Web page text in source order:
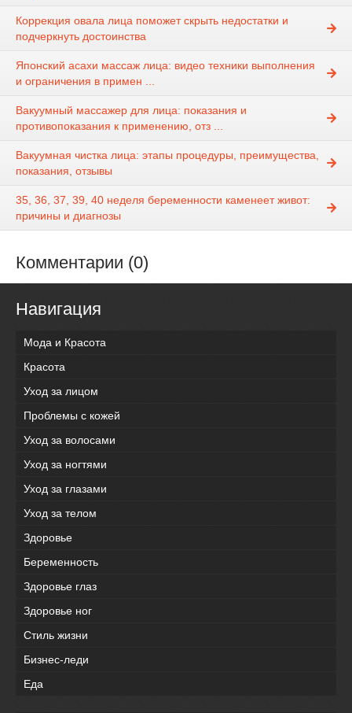
Коррекция овала лица поможет скрыть недостатки и
подчеркнуть достоинства
Японский асахи массаж лица: видео техники выполнения
и ограничения в примен ...
Вакуумный массажер для лица: показания и
противопоказания к применению, отз ...
Вакуумная чистка лица: этапы процедуры, преимущества,
показания, отзывы
35, 36, 37, 39, 40 неделя беременности каменеет живот:
причины и диагнозы
Комментарии (0)
Навигация
Мода и Красота
Красота
Уход за лицом
Проблемы с кожей
Уход за волосами
Уход за ногтями
Уход за глазами
Уход за телом
Здоровье
Беременность
Здоровье глаз
Здоровье ног
Стиль жизни
Бизнес-леди
Еда